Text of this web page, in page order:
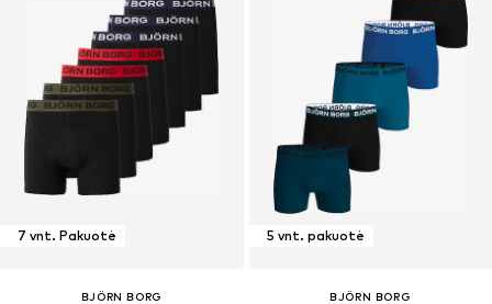
7 vnt. Pakuotė
BJÖRN BORG
5 vnt. pakuotė
BJÖRN BORG